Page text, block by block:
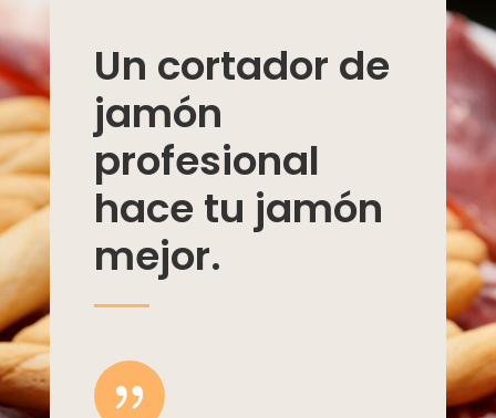
Un cortador de
jamón
profesional
hace tu jamón
mejor.
{